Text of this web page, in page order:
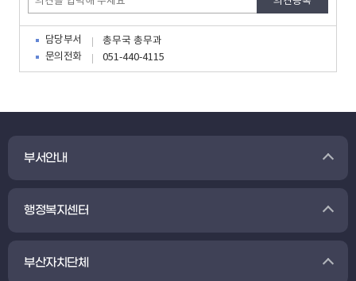
담당부서
총무국 총무과
문의전화
051-440-4115
부서안내
행정복지센터
부산자치단체